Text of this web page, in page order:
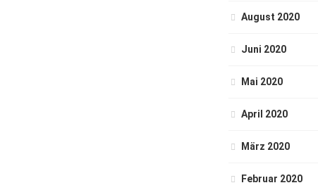
August 2020
Juni 2020
Mai 2020
April 2020
März 2020
Februar 2020